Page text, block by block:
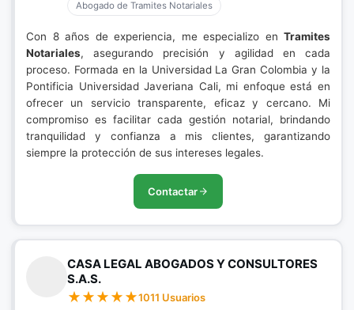
Abogado de Tramites Notariales
Con 8 años de experiencia, me especializo en Tramites
Notariales, asegurando precisión y agilidad en cada
proceso. Formada en la Universidad La Gran Colombia y la
Pontificia Universidad Javeriana Cali, mi enfoque está en
ofrecer un servicio transparente, eficaz y cercano. Mi
compromiso es facilitar cada gestión notarial, brindando
tranquilidad y confianza a mis clientes, garantizando
siempre la protección de sus intereses legales.
Contactar
CASA LEGAL ABOGADOS Y CONSULTORES
S.A.S.
1011 Usuarios